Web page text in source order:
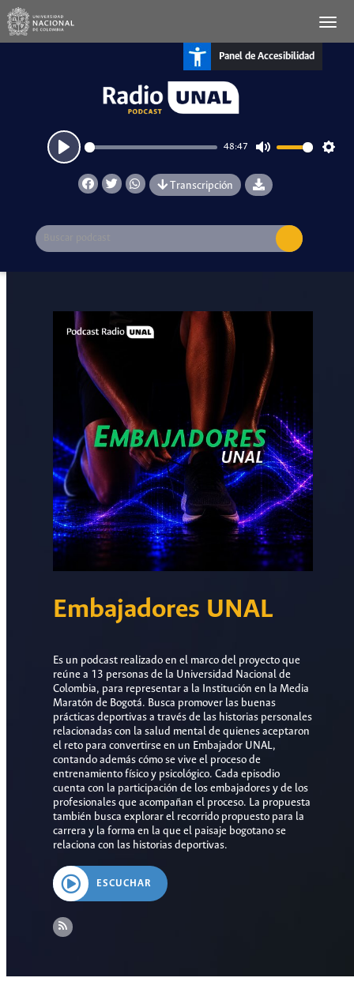
Panel de Accesibilidad
Play
48:47
Transcripción
Embajadores UNAL
Es un podcast realizado en el marco del proyecto que
reúne a 13 personas de la Universidad Nacional de
Colombia, para representar a la Institución en la Media
Maratón de Bogotá. Busca promover las buenas
prácticas deportivas a través de las historias personales
relacionadas con la salud mental de quienes aceptaron
el reto para convertirse en un Embajador UNAL,
contando además cómo se vive el proceso de
entrenamiento físico y psicológico. Cada episodio
cuenta con la participación de los embajadores y de los
profesionales que acompañan el proceso. La propuesta
también busca explorar el recorrido propuesto para la
carrera y la forma en la que el paisaje bogotano se
relaciona con las historias deportivas.
ESCUCHAR